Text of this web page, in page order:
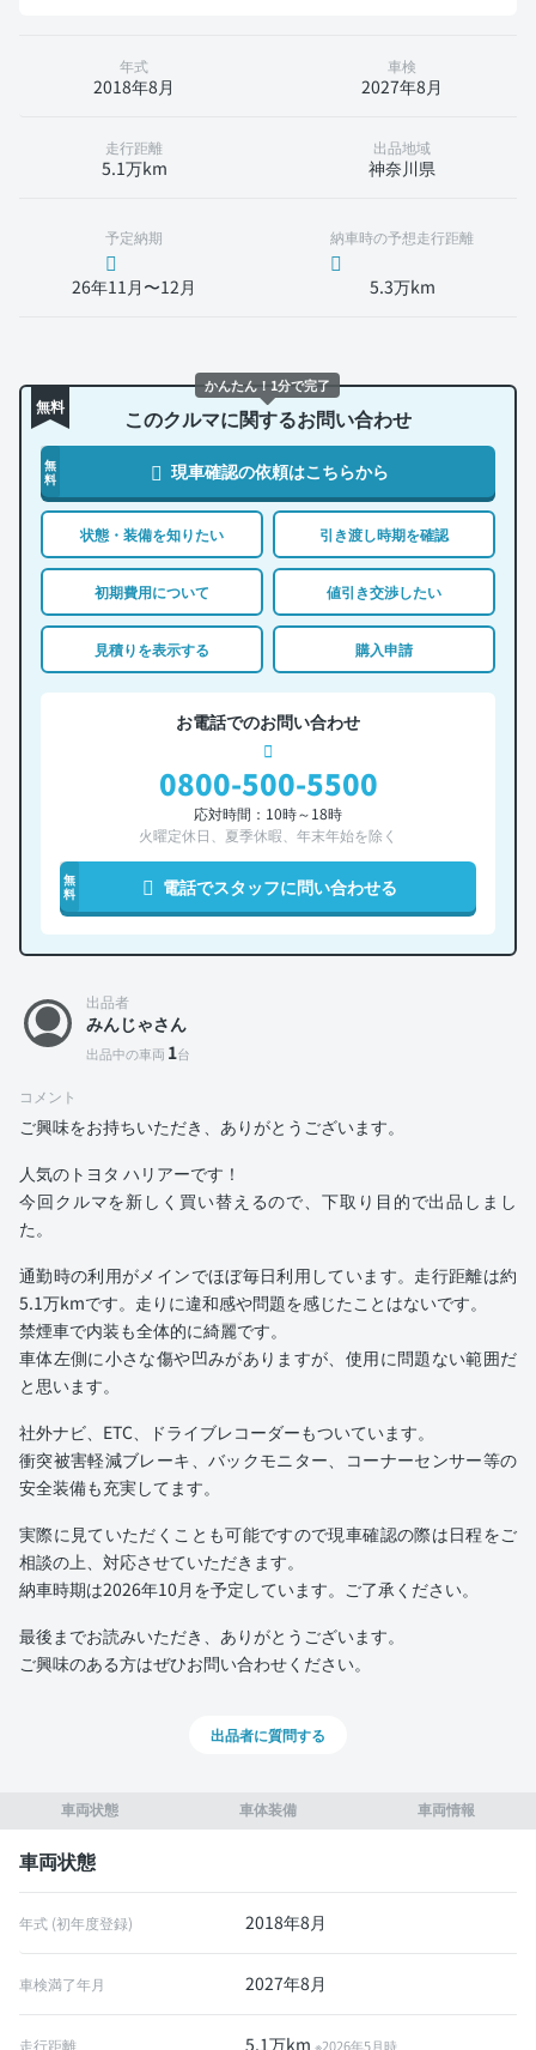
年式
2018年8月
車検
2027年8月
走行距離
5.1万km
出品地域
神奈川県
予定納期
26年11月〜12月
納車時の予想走行距離
5.3万km
無料 このクルマに関するお問い合わせ
無
料
現車確認の依頼はこちらから
状態・装備を知りたい 引き渡し時期を確認
初期費用について 値引き交渉したい
見積りを表示する 購入申請
お電話でのお問い合わせ
0800-500-5500
応対時間：10時～18時
火曜定休日、夏季休暇、年末年始を除く
無
料
電話でスタッフに問い合わせる
車両状態 車体装備 車両情報
車両状態
年式 (初年度登録) 2018年8月
車検満了年月 2027年8月
走行距離 5.1万km※2026年5月時
出品者
みんじゃさん
出品中の車両 1台
コメント
ご興味をお持ちいただき、ありがとうございます。
人気のトヨタ ハリアーです！
今回クルマを新しく買い替えるので、下取り目的で出品しまし
た。
通勤時の利用がメインでほぼ毎日利用しています。走行距離は約
5.1万kmです。走りに違和感や問題を感じたことはないです。
禁煙車で内装も全体的に綺麗です。
車体左側に小さな傷や凹みがありますが、使用に問題ない範囲だ
と思います。
社外ナビ、ETC、ドライブレコーダーもついています。
衝突被害軽減ブレーキ、バックモニター、コーナーセンサー等の
安全装備も充実してます。
実際に見ていただくことも可能ですので現車確認の際は日程をご
相談の上、対応させていただきます。
納車時期は2026年10月を予定しています。ご了承ください。
最後までお読みいただき、ありがとうございます。
ご興味のある方はぜひお問い合わせください。
出品者に質問する
かんたん！1分で完了